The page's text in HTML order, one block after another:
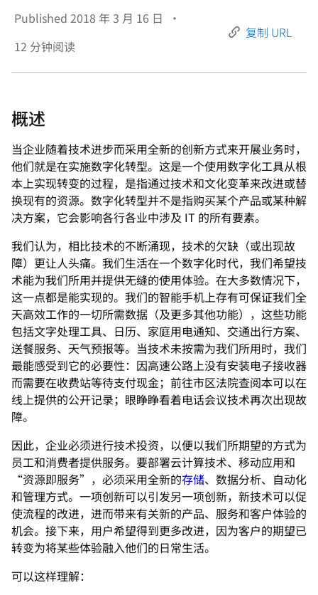
Published 2018 年 3 月 16 日
•
12 分钟阅读
复制 URL
概述
当企业随着技术进步而采用全新的创新方式来开展业务时，
他们就是在实施数字化转型。这是一个使用数字化工具从根
本上实现转变的过程，是指通过技术和文化变革来改进或替
换现有的资源。数字化转型并不是指购买某个产品或某种解
决方案，它会影响各行各业中涉及 IT 的所有要素。
我们认为，相比技术的不断涌现，技术的欠缺（或出现故
障）更让人头痛。我们生活在一个数字化时代，我们希望技
术能为我们所用并提供无缝的使用体验。在大多数情况下，
这一点都是能实现的。我们的智能手机上存有可保证我们全
天高效工作的一切所需数据（及更多其他功能），这些功能
包括文字处理工具、日历、家庭用电通知、交通出行方案、
送餐服务、天气预报等。当技术未按需为我们所用时，我们
最能感受到它的必要性：因高速公路上没有安装电子接收器
而需要在收费站等待支付现金；前往市区法院查阅本可以在
线上提供的公开记录；眼睁睁看着电话会议技术再次出现故
障。
因此，企业必须进行技术投资，以便以我们所期望的方式为
员工和消费者提供服务。要部署云计算技术、移动应用和
“资源即服务”，必须采用全新的存储、数据分析、自动化
和管理方式。一项创新可以引发另一项创新，新技术可以促
使流程的改进，进而带来有关新的产品、服务和客户体验的
机会。接下来，用户希望得到更多改进，因为客户的期望已
转变为将某些体验融入他们的日常生活。
可以这样理解：